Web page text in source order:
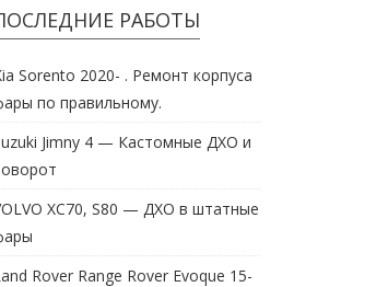
РАБОТЫ
Sorento 2020- . Ремонт корпуса
по правильному.
Jimny 4 — Кастомные ДХО и
XC70, S80 — ДХО в штатные
Rover Range Rover Evoque 15-